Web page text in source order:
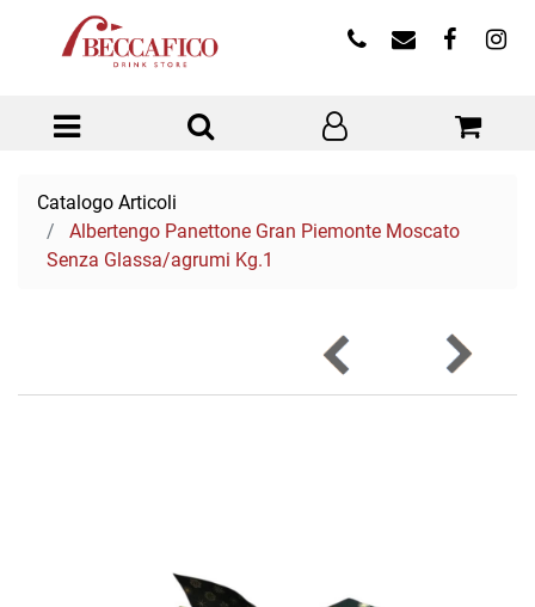
Open menu
Catalogo Articoli
Albertengo Panettone Gran Piemonte Moscato
Senza Glassa/agrumi Kg.1